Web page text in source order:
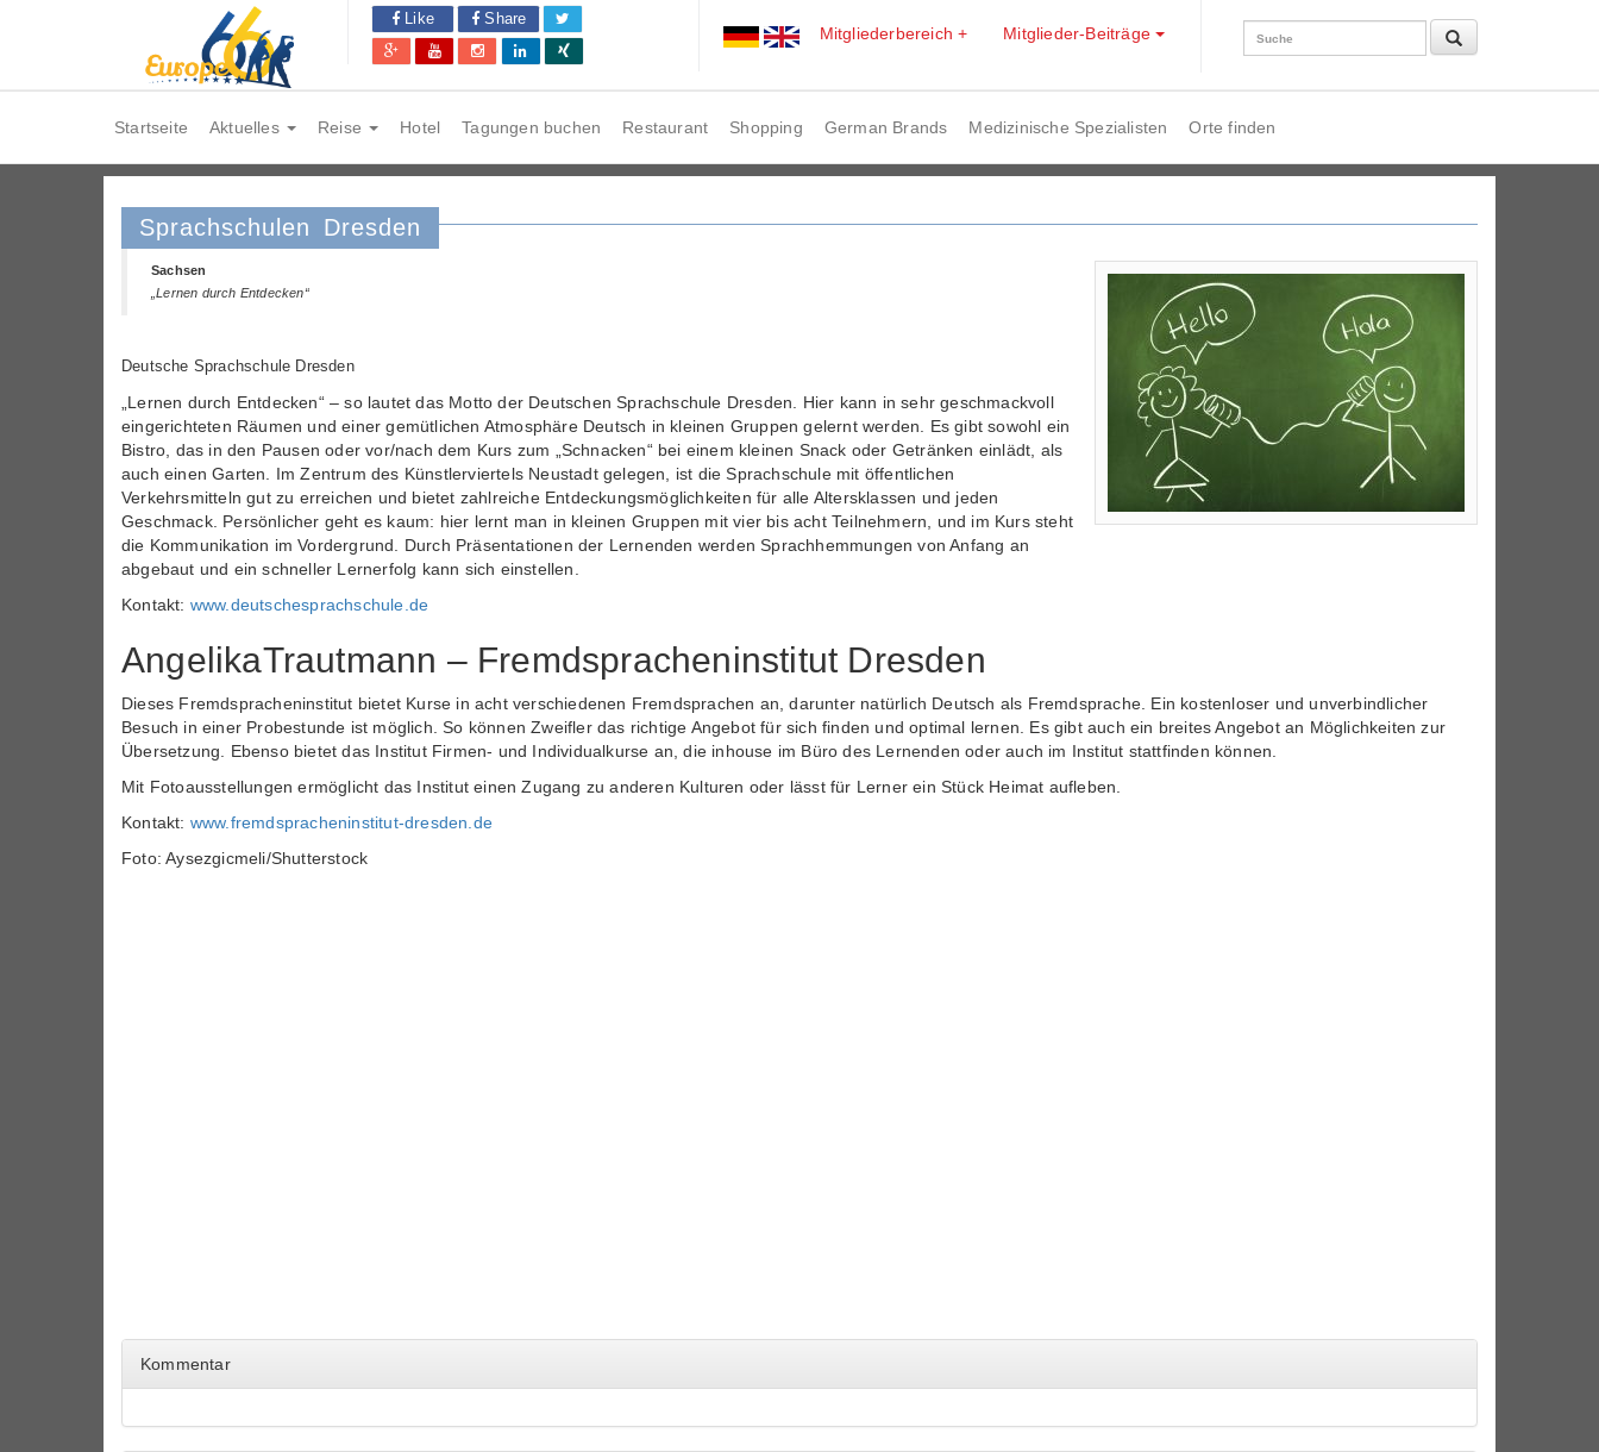
Mitgliederbereich + Mitglieder-Beiträge
Like Share
Startseite Aktuelles Reise Hotel Tagungen buchen Restaurant Shopping German Brands Medizinische Spezialisten Orte finden
Sprachschulen Dresden
Sachsen
„Lernen durch Entdecken“
Deutsche Sprachschule Dresden
„Lernen durch Entdecken“ – so lautet das Motto der Deutschen Sprachschule Dresden. Hier kann in sehr geschmackvoll
eingerichteten Räumen und einer gemütlichen Atmosphäre Deutsch in kleinen Gruppen gelernt werden. Es gibt sowohl ein
Bistro, das in den Pausen oder vor/nach dem Kurs zum „Schnacken“ bei einem kleinen Snack oder Getränken einlädt, als
auch einen Garten. Im Zentrum des Künstlerviertels Neustadt gelegen, ist die Sprachschule mit öffentlichen
Verkehrsmitteln gut zu erreichen und bietet zahlreiche Entdeckungsmöglichkeiten für alle Altersklassen und jeden
Geschmack. Persönlicher geht es kaum: hier lernt man in kleinen Gruppen mit vier bis acht Teilnehmern, und im Kurs steht
die Kommunikation im Vordergrund. Durch Präsentationen der Lernenden werden Sprachhemmungen von Anfang an
abgebaut und ein schneller Lernerfolg kann sich einstellen.
Kontakt: www.deutschesprachschule.de
AngelikaTrautmann – Fremdspracheninstitut Dresden
Dieses Fremdspracheninstitut bietet Kurse in acht verschiedenen Fremdsprachen an, darunter natürlich Deutsch als Fremdsprache. Ein kostenloser und unverbindlicher
Besuch in einer Probestunde ist möglich. So können Zweifler das richtige Angebot für sich finden und optimal lernen. Es gibt auch ein breites Angebot an Möglichkeiten zur
Übersetzung. Ebenso bietet das Institut Firmen- und Individualkurse an, die inhouse im Büro des Lernenden oder auch im Institut stattfinden können.
Mit Fotoausstellungen ermöglicht das Institut einen Zugang zu anderen Kulturen oder lässt für Lerner ein Stück Heimat aufleben.
Kontakt: www.fremdspracheninstitut-dresden.de
Foto: Aysezgicmeli/Shutterstock
Kommentar